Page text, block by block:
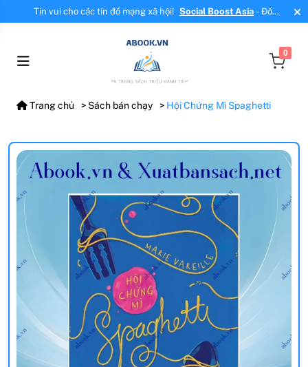
Tin vui cho các tín đồ mạng xã hội! Social Boost Asia- Đối
tác mới, cung cấp dịch vụ tăng tương tác, tăng follow uy tín!
0
Trang chủ Sách bán chạy Hội Chứng Mì Spaghetti